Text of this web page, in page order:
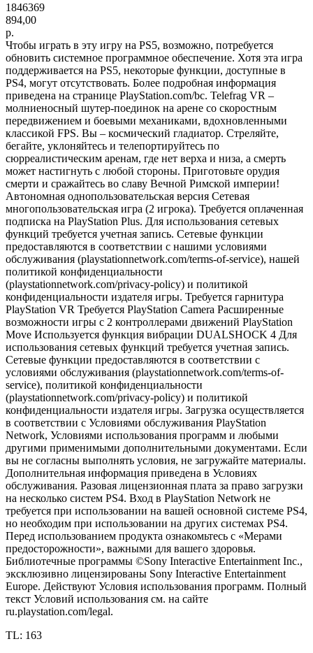
1846369
894,00
р.
Чтобы играть в эту игру на PS5, возможно, потребуется
обновить системное программное обеспечение. Хотя эта игра
поддерживается на PS5, некоторые функции, доступные в
PS4, могут отсутствовать. Более подробная информация
приведена на странице PlayStation.com/bc. Telefrag VR –
молниеносный шутер-поединок на арене со скоростным
передвижением и боевыми механиками, вдохновленными
классикой FPS. Вы – космический гладиатор. Стреляйте,
бегайте, уклоняйтесь и телепортируйтесь по
сюрреалистическим аренам, где нет верха и низа, а смерть
может настигнуть с любой стороны. Приготовьте орудия
смерти и сражайтесь во славу Вечной Римской империи!
Автономная однопользовательская версия Сетевая
многопользовательская игра (2 игрока). Требуется оплаченная
подписка на PlayStation Plus. Для использования сетевых
функций требуется учетная запись. Сетевые функции
предоставляются в соответствии с нашими условиями
обслуживания (playstationnetwork.com/terms-of-service), нашей
политикой конфиденциальности
(playstationnetwork.com/privacy-policy) и политикой
конфиденциальности издателя игры. Требуется гарнитура
PlayStation VR Требуется PlayStation Camera Расширенные
возможности игры с 2 контроллерами движений PlayStation
Move Используется функция вибрации DUALSHOCK 4 Для
использования сетевых функций требуется учетная запись.
Сетевые функции предоставляются в соответствии с
условиями обслуживания (playstationnetwork.com/terms-of-
service), политикой конфиденциальности
(playstationnetwork.com/privacy-policy) и политикой
конфиденциальности издателя игры. Загрузка осуществляется
в соответствии с Условиями обслуживания PlayStation
Network, Условиями использования программ и любыми
другими применимыми дополнительными документами. Если
вы не согласны выполнять условия, не загружайте материалы.
Дополнительная информация приведена в Условиях
обслуживания. Разовая лицензионная плата за право загрузки
на несколько систем PS4. Вход в PlayStation Network не
требуется при использовании на вашей основной системе PS4,
но необходим при использовании на других системах PS4.
Перед использованием продукта ознакомьтесь с «Мерами
предосторожности», важными для вашего здоровья.
Библиотечные программы ©Sony Interactive Entertainment Inc.,
эксклюзивно лицензированы Sony Interactive Entertainment
Europe. Действуют Условия использования программ. Полный
текст Условий использования см. на сайте
ru.playstation.com/legal.
TL: 163